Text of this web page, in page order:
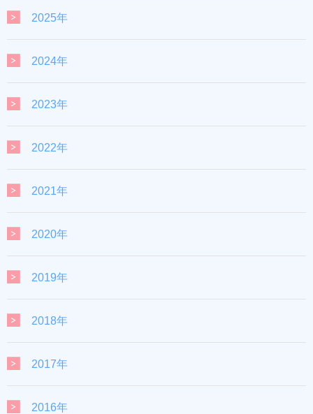
2025年
2024年
2023年
2022年
2021年
2020年
2019年
2018年
2017年
2016年